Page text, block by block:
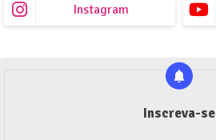
Instagram
Inscreva-se